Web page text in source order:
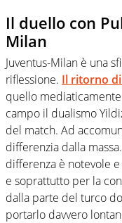
Il duello con
Milan
Juventus-Milan è una
riflessione. Il ritorno
quello
campo il dualismo
del match. Ad
differenzia dalla
differenza è notevole
e soprattutto per la
dalla parte del turco
portarlo davvero